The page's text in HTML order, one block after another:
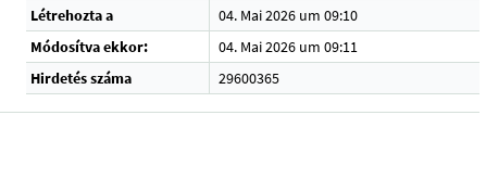
Létrehozta a
04. Mai 2026 um 09:10
Módosítva ekkor:
04. Mai 2026 um 09:11
Hirdetés száma
29600365